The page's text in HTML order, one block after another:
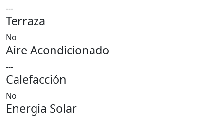
---
Terraza
No
Aire Acondicionado
---
Calefacción
No
Energia Solar